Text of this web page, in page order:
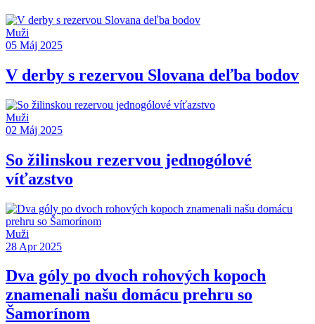
Muži
05 Máj 2025
V derby s rezervou Slovana deľba bodov
Muži
02 Máj 2025
So žilinskou rezervou jednogólové
víťazstvo
Muži
28 Apr 2025
Dva góly po dvoch rohových kopoch
znamenali našu domácu prehru so
Šamorínom